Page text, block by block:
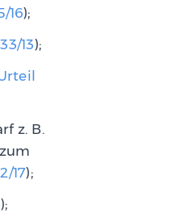
16);
13);
z. B.
17);
);